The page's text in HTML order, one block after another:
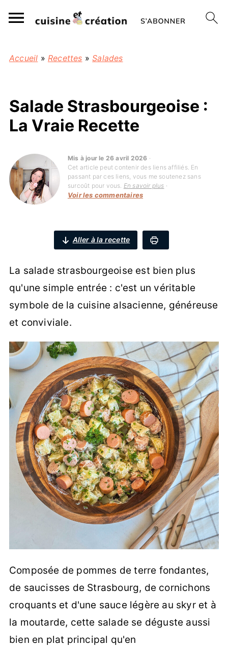
Accueil » Recettes »Salades
Salade Strasbourgeoise :
La Vraie Recette
Mis à jour le 26 avril 2026 ·
Cet article peut contenir des liens affiliés. En
passant par ces liens, vous me soutenez sans
surcoût pour vous. En savoir plus ·
Voir les commentaires
Aller à la recette
La salade strasbourgeoise est bien plus
qu'une simple entrée : c'est un véritable
symbole de la cuisine alsacienne, généreuse
et conviviale.
Composée de pommes de terre fondantes,
de saucisses de Strasbourg, de cornichons
croquants et d'une sauce légère au skyr et à
la moutarde, cette salade se déguste aussi
bien en plat principal qu'en